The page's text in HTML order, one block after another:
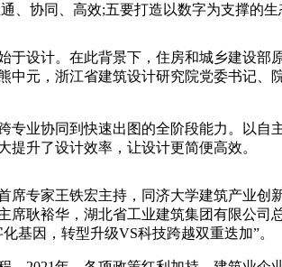
、协同、高效;五要打造以数字为支撑的生
计。在此背景下，住房和城乡建设部
元，浙江省建筑设计研究院党委书记
协同到快速出图的全阶段能力。以自
升了设计效率，让设计更简便高效。
家王铁宏主持，同济大学建筑产业创
耿裕华，湖北省工业建筑集团有限公
基因，转型升级VS科技跨越双重迭加”。